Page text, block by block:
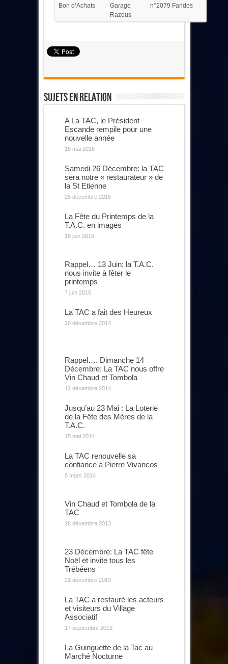
Bon d’Achats
Garage
Razous
n°2079 Fandos
Sujets En Relation
A La TAC, le Président
Escande rempile pour une
nouvelle année
15 mai 2016
Samedi 26 Décembre: la TAC
sera notre « restaurateur » de
la St Etienne
25 décembre 2015
La Fête du Printemps de la
T.A.C. en images
15 juin 2015
Rappel… 13 Juin: la T.A.C.
nous invite à fêter le
printemps
7 juin 2015
La TAC a fait des Heureux
20 décembre 2014
Rappel…. Dimanche 14
Décembre: La TAC nous offre
Vin Chaud et Tombola
12 décembre 2014
Jusqu’au 23 Mai : La Loterie
de la Fête des Mères de la
T.A.C.
15 mai 2014
La TAC renouvelle sa
confiance à Pierre Vivancos
5 mars 2014
Vin Chaud et Tombola de la
TAC
28 décembre 2013
23 Décembre: La TAC fête
Noël et invite tous les
Trébéens
21 décembre 2013
La TAC a restauré les acteurs
et visiteurs du Village
Associatif
17 septembre 2013
La Guinguette de la Tac au
Marché Nocturne